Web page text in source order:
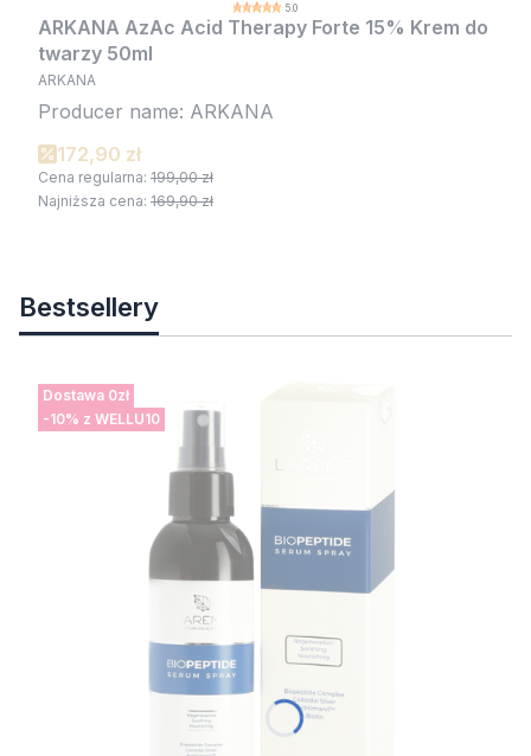
5.0
ARKANA AzAc Acid Therapy Forte 15% Krem do
twarzy 50ml
ARKANA
Producer name: ARKANA
172,90 zł
Cena regularna: 199,00 zł
Najniższa cena: 169,90 zł
Bestsellery
Dostawa 0zł
-10% z WELLU10